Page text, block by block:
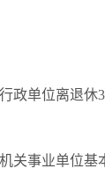
政单位离退
关事业单位